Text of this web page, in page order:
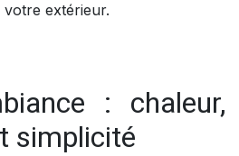
extérieur.
: chaleur,
simplicité